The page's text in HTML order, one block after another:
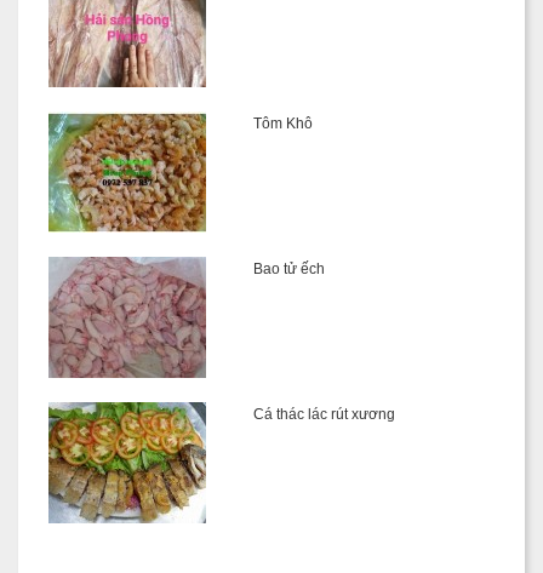
Tôm Khô
Bao tử ếch
Cá thác lác rút xương